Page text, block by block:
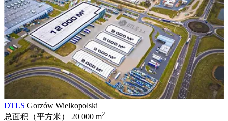
DTLS Gorzów Wielkopolski
总面积（平方米）
20 000 m2